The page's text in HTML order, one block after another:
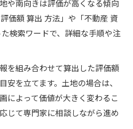
や南向きは評価が高くなる傾向
価額 算出 方法」や「不動産 資
検索ワードで、詳細な手順や注
を組み合わせて算出した評価額
安を立てます。土地の場合は、
によって価値が大きく変わるこ
じて専門家に相談しながら進め